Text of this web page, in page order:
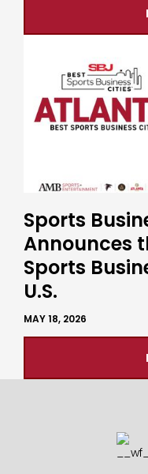
Sports
Announces
Sports
U.S.
MAY 18, 2026